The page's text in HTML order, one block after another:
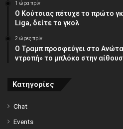
1 ώρα πρίν
Ο Κούτσιας πέτυχε το πρώτο
Liga, δείτε το γκολ
2 ώρες πρίν
Ο Τραμπ προσφεύγει στο
ντροπή» το μπλόκο στην
Κατηγορίες
Chat
Events